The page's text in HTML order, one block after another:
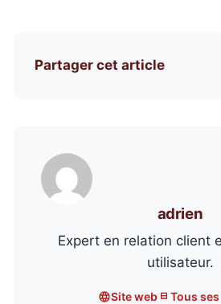
Partager cet article
adrien
Expert en relation client
utilisateur.
Site web Tous